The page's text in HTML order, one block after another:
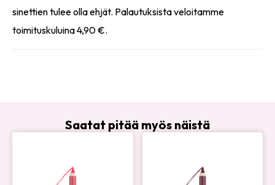
sinettien tulee olla ehjät. Palautuksista veloitamme
toimituskuluina 4,90 €.
Saatat pitää myös näistä